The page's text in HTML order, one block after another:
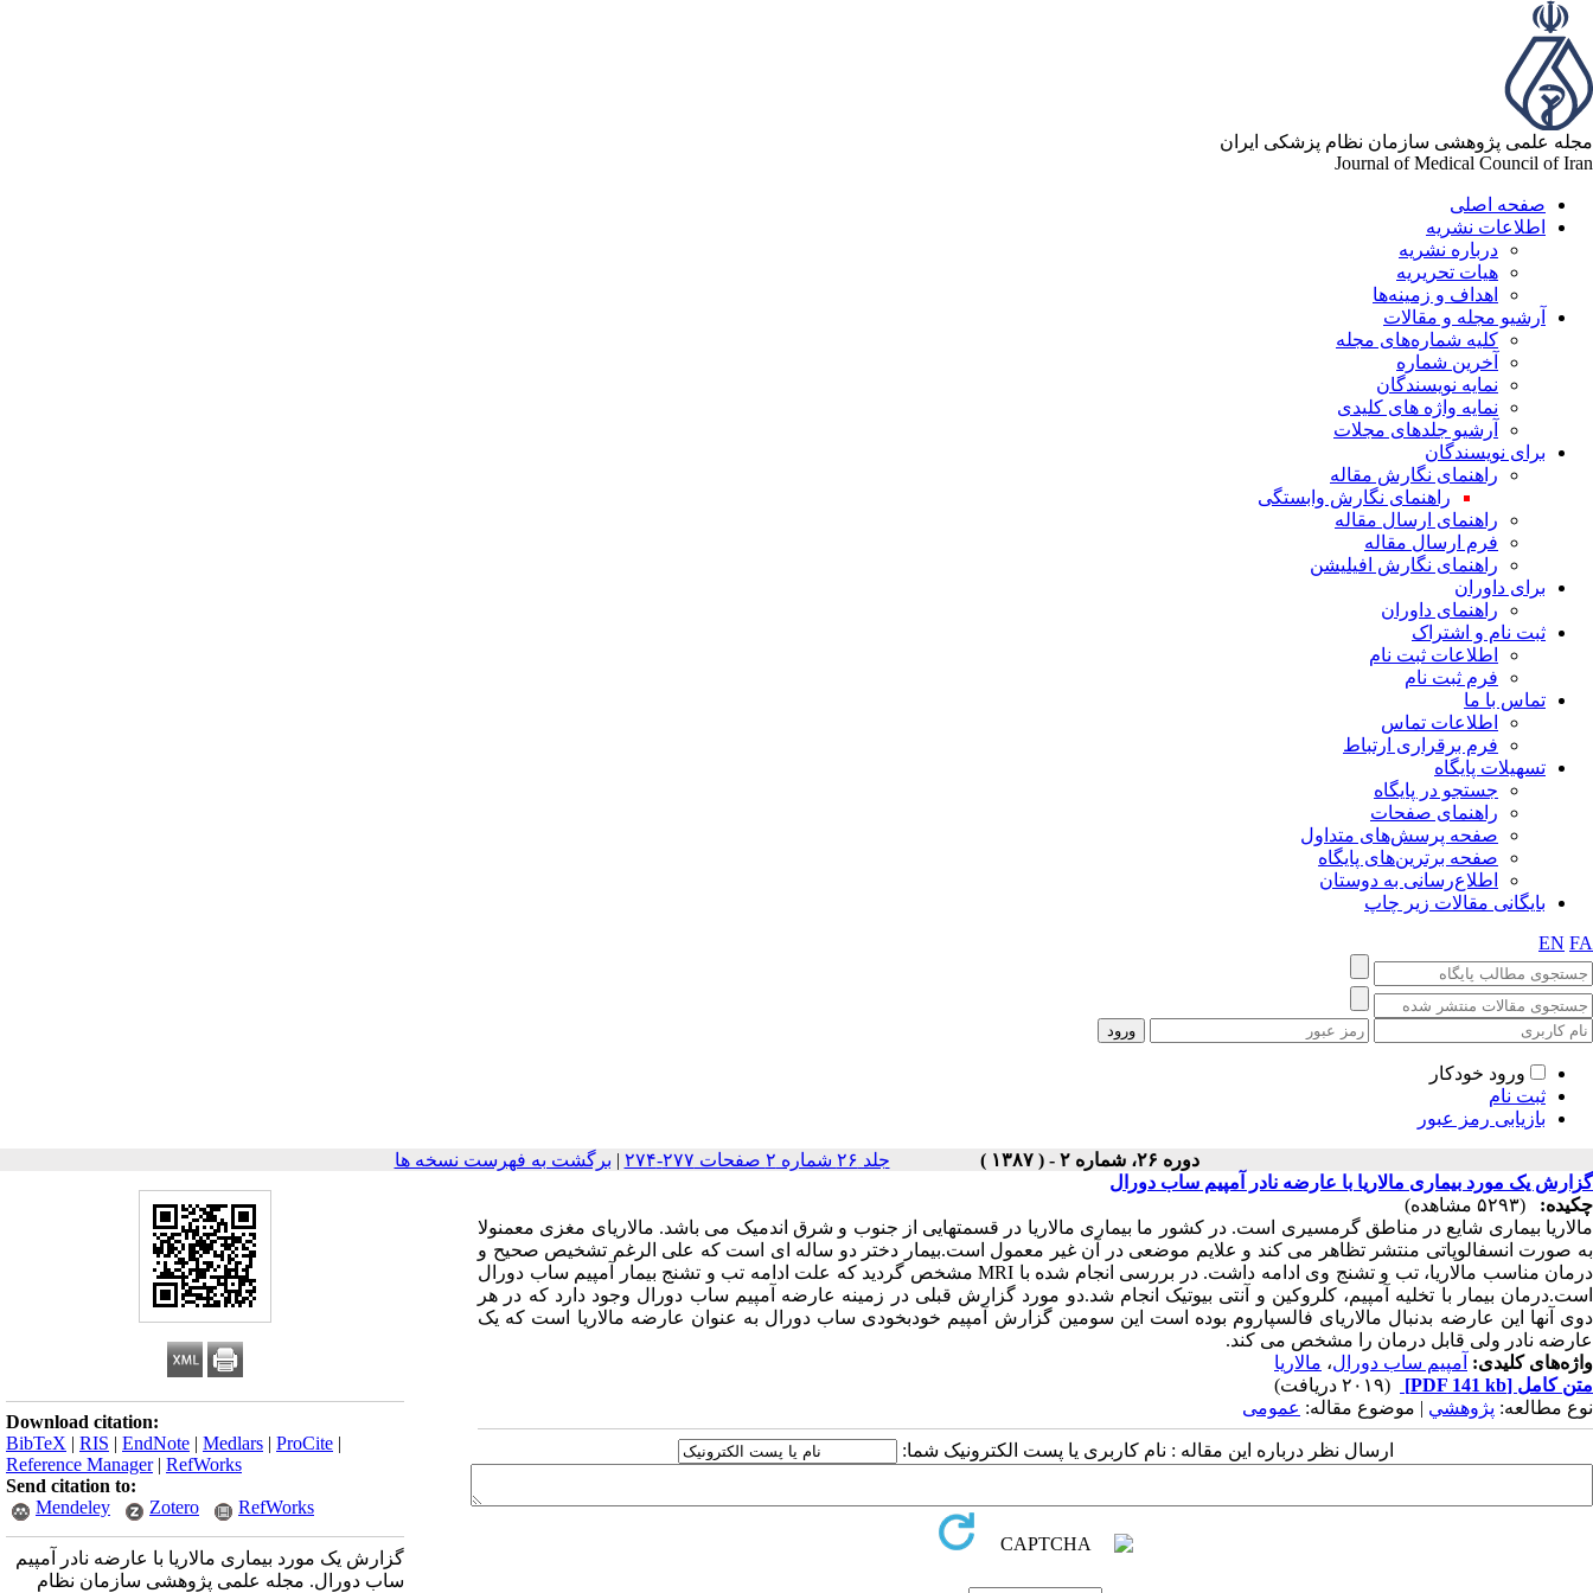
مجله علمی پژوهشی سازمان نظام پزشکی ایران
Journal of Medical Council of Iran
صفحه اصلی
اطلاعات نشریه
درباره نشریه
هیات تحریریه
اهداف و زمینه‌ها
آرشیو مجله و مقالات
کلیه شماره‌های مجله
آخرین شماره
نمایه نویسندگان
نمایه واژه های کلیدی
آرشیو جلدهای مجلات
برای نویسندگان
راهنمای نگارش مقاله
راهنمای نگارش وابستگی
راهنمای ارسال مقاله
فرم ارسال مقاله
راهنمای نگارش افیلیشن
برای داوران
راهنمای داوران
ثبت نام و اشتراک
اطلاعات ثبت نام
فرم ثبت نام
تماس با ما
اطلاعات تماس
فرم برقراری ارتباط
تسهیلات پایگاه
جستجو در پایگاه
راهنمای صفحات
صفحه پرسش‌های متداول
صفحه برترین‌های پایگاه
اطلاع‌رسانی به دوستان
بایگانی مقالات زیر چاپ
EN FA
ورود خودکار
ثبت نام
بازیابی رمز عبور
دوره ۲۶، شماره ۲ - ( ۱۳۸۷ ) جلد ۲۶ شماره ۲ صفحات ۲۷۷-۲۷۴ | برگشت به فهرست نسخه ها
Download citation:
BibTeX | RIS | EndNote | Medlars | ProCite |
Reference Manager| RefWorks
Send citation to:
Mendeley
Zotero RefWorks
گزارش یک مورد بیماری مالاریا با عارضه نادر آمپیم
ساب دورال. مجله علمی پژوهشی سازمان نظام
گزارش یک مورد بیماری مالاریا با عارضه نادر آمپیم ساب دورال
چکیده:
(۵۲۹۳ مشاهده)
مالاریا بیماری شایع در مناطق گرمسیری است. در کشور ما بیماری مالاریا در قسمتهایی از جنوب و شرق اندمیک می باشد. مالاریای مغزی معمنولا
به صورت انسفالوپاتی منتشر تظاهر می کند و علایم موضعی در آن غیر معمول است.بیمار دختر دو ساله ای است که علی الرغم تشخیص صحیح و
درمان مناسب مالاریا، تب و تشنج وی ادامه داشت. در بررسی انجام شده با MRI مشخص گردید که علت ادامه تب و تشنج بیمار آمپیم ساب دورال
است.درمان بیمار با تخلیه آمپیم، کلروکین و آنتی بیوتیک انجام شد.دو مورد گزارش قبلی در زمینه عارضه آمپیم ساب دورال وجود دارد که در هر
دوی آنها این عارضه بدنبال مالاریای فالسپاروم بوده است این سومین گزارش آمپیم خودبخودی ساب دورال به عنوان عارضه مالاریا است که یک
عارضه نادر ولی قابل درمان را مشخص می کند.
واژه‌های کلیدی: آمپیم ساب دورال، مالاریا
متن کامل [PDF 141 kb]
(۲۰۱۹ دریافت)
نوع مطالعه: پژوهشي | موضوع مقاله: عمومى
ارسال نظر درباره این مقاله : نام کاربری یا پست الکترونیک شما: